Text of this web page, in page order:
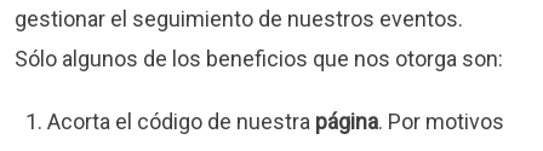
gestionar el seguimiento de nuestros eventos.
Sólo algunos de los beneficios que nos otorga son:
Acorta el código de nuestra página. Por motivos